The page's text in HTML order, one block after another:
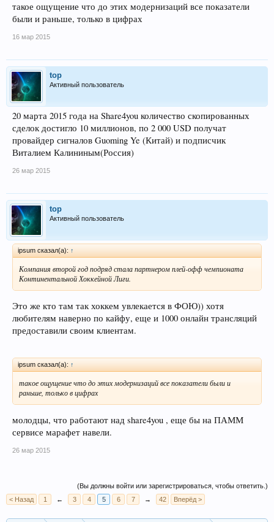
такое ощущение что до этих модернизаций все показатели
были и раньше, только в цифрах
16 мар 2015
top
Активный пользователь
20 марта 2015 года на Share4you количество скопированных
сделок достигло 10 миллионов, по 2 000 USD получат
провайдер сигналов Guoming Ye (Китай) и подписчик
Виталием Калининым(Россия)
26 мар 2015
top
Активный пользователь
ipsum сказал(а): ↑
Компания второй год подряд стала партнером плей-офф чемпионата
Континентальной Хоккейной Лиги.
Это же кто там так хоккем увлекается в ФОЮ)) хотя
любителям наверно по кайфу, еще и 1000 онлайн трансляций
предоставили своим клиентам.
ipsum сказал(а): ↑
такое ощущение что до этих модернизаций все показатели были и
раньше, только в цифрах
молодцы, что работают над share4you , еще бы на ПАММ
сервисе марафет навели.
26 мар 2015
(Вы должны войти или зарегистрироваться, чтобы ответить.)
< Назад
1 ← 3 4 5 6 7 → 42 Вперёд >